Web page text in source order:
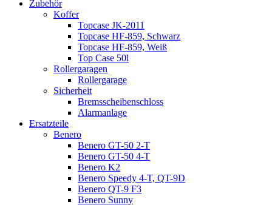
Zubehör
Koffer
Topcase JK-2011
Topcase HF-859, Schwarz
Topcase HF-859, Weiß
Top Case 50l
Rollergaragen
Rollergarage
Sicherheit
Bremsscheibenschloss
Alarmanlage
Ersatzteile
Benero
Benero GT-50 2-T
Benero GT-50 4-T
Benero K2
Benero Speedy 4-T, QT-9D
Benero QT-9 F3
Benero Sunny